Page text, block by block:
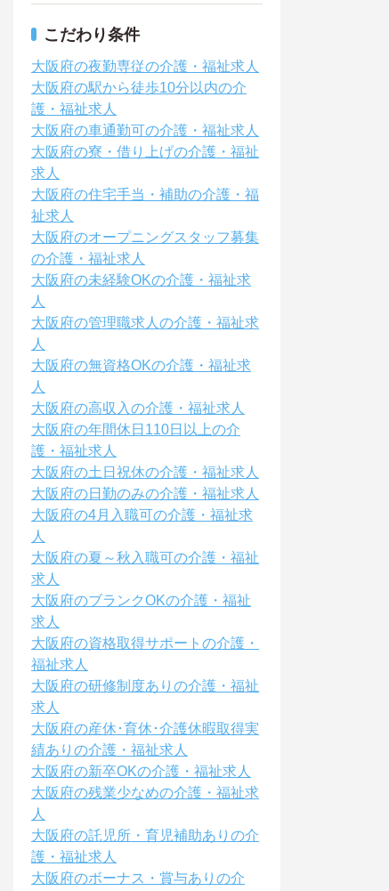
こだわり条件
大阪府の夜勤専従の介護・福祉求人
大阪府の駅から徒歩10分以内の介
護・福祉求人
大阪府の車通勤可の介護・福祉求人
大阪府の寮・借り上げの介護・福祉
求人
大阪府の住宅手当・補助の介護・福
祉求人
大阪府のオープニングスタッフ募集
の介護・福祉求人
大阪府の未経験OKの介護・福祉求
人
大阪府の管理職求人の介護・福祉求
人
大阪府の無資格OKの介護・福祉求
人
大阪府の高収入の介護・福祉求人
大阪府の年間休日110日以上の介
護・福祉求人
大阪府の土日祝休の介護・福祉求人
大阪府の日勤のみの介護・福祉求人
大阪府の4月入職可の介護・福祉求
人
大阪府の夏～秋入職可の介護・福祉
求人
大阪府のブランクOKの介護・福祉
求人
大阪府の資格取得サポートの介護・
福祉求人
大阪府の研修制度ありの介護・福祉
求人
大阪府の産休･育休･介護休暇取得実
績ありの介護・福祉求人
大阪府の新卒OKの介護・福祉求人
大阪府の残業少なめの介護・福祉求
人
大阪府の託児所・育児補助ありの介
護・福祉求人
大阪府のボーナス・賞与ありの介